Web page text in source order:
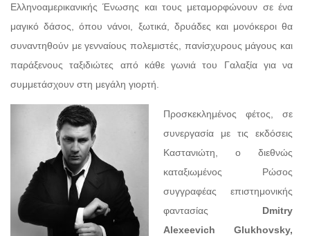
Ελληνοαμερικανικής Ένωσης και τους μεταμορφώνουν σε ένα
μαγικό δάσος, όπου νάνοι, ξωτικά, δρυάδες και μονόκεροι θα
συναντηθούν με γενναίους πολεμιστές, πανίσχυρους μάγους και
παράξενους ταξιδιώτες από κάθε γωνιά του Γαλαξία για να
συμμετάσχουν στη μεγάλη γιορτή.
Προσκεκλημένος φέτος, σε
συνεργασία με τις εκδόσεις
Καστανιώτη, ο διεθνώς
καταξιωμένος Ρώσος
συγγραφέας επιστημονικής
φαντασίας Dmitry
Alexeevich Glukhovsky,